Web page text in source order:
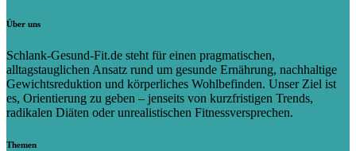
Über uns
Schlank-Gesund-Fit.de steht für einen pragmatischen,
alltagstauglichen Ansatz rund um gesunde Ernährung, nachhaltige
Gewichtsreduktion und körperliches Wohlbefinden. Unser Ziel ist
es, Orientierung zu geben – jenseits von kurzfristigen Trends,
radikalen Diäten oder unrealistischen Fitnessversprechen.
Themen